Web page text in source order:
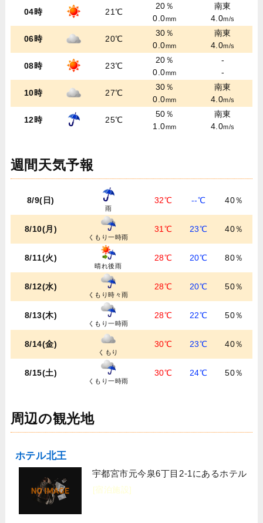
04時 21℃
20％
0.0mm
南東
4.0m/s
06時 20℃
30％
0.0mm
南東
4.0m/s
08時 23℃
20％
0.0mm
-
-
10時 27℃
30％
0.0mm
南東
4.0m/s
12時 25℃
50％
1.0mm
南東
4.0m/s
週間天気予報
8/9(日)
雨
32℃ --℃ 40％
8/10(月)
くもり一時雨
31℃ 23℃ 40％
8/11(火)
晴れ後雨
28℃ 20℃ 80％
8/12(水)
くもり時々雨
28℃ 20℃ 50％
8/13(木)
くもり一時雨
28℃ 22℃ 50％
8/14(金)
くもり
30℃ 23℃ 40％
8/15(土)
くもり一時雨
30℃ 24℃ 50％
周辺の観光地
ホテル北王
宇都宮市元今泉6丁目2-1にあるホテル
[宿泊施設]